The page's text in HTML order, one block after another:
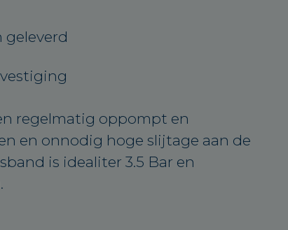
geleverd
regelmatig oppompt en
en onnodig hoge slijtage aan de
is idealiter 3.5 Bar en